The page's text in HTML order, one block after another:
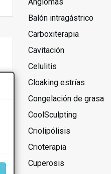
Balón intragástrico
Carboxiterapia
Cavitación
Celulitis
Cloaking estrías
Congelación de grasa
CoolSculpting
Criolipólisis
Crioterapia
Cuperosis